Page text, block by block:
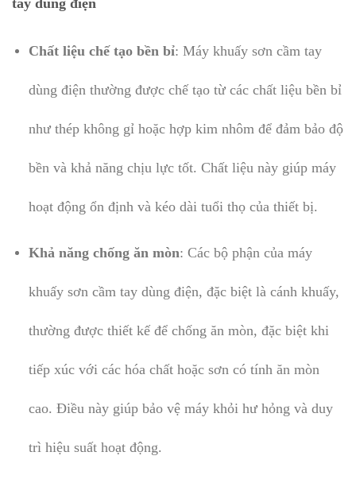
Chất liệu chế tạo bền bỉ: Máy khuấy sơn cầm tay
dùng điện thường được chế tạo từ các chất liệu bền bỉ
như thép không gỉ hoặc hợp kim nhôm để đảm bảo độ
bền và khả năng chịu lực tốt. Chất liệu này giúp máy
hoạt động ổn định và kéo dài tuổi thọ của thiết bị.
Khả năng chống ăn mòn: Các bộ phận của máy
khuấy sơn cầm tay dùng điện, đặc biệt là cánh khuấy,
thường được thiết kế để chống ăn mòn, đặc biệt khi
tiếp xúc với các hóa chất hoặc sơn có tính ăn mòn
cao. Điều này giúp bảo vệ máy khỏi hư hỏng và duy
trì hiệu suất hoạt động.